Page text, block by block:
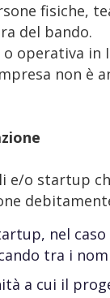
fisiche,
del bando.
o operativa
non è
o startup
nel
tra i
a cui il